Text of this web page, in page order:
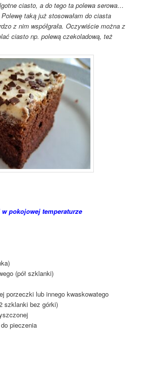
ciasto, a do tego ta polewa serowa…
taką już stosowałam do ciasta
z nim współgrała. Oczywiście można z
ciasto np. polewą czekoladową, też
pokojowej temperaturze
(pół szklanki)
porzeczki lub innego kwaskowatego
szklanki bez górki)
pieczenia